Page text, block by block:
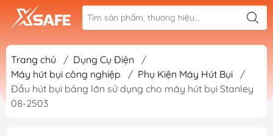
Trang chủ / Dụng Cụ Điện
/
Máy hút bụi công nghiệp
/ Phụ Kiện Máy Hút Bụi
/
Đầu hút bụi bảng lớn sử dụng cho máy hút bụi Stanley
08-2503